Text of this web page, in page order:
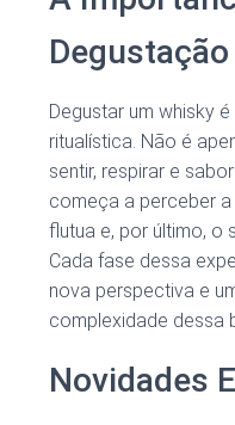
Degustação
Degustar um whisky
ritualística. Não é
sentir, respirar e
começa a perceber
flutua e, por último, o
Cada fase dessa
nova perspectiva e
complexidade dessa
Novidades